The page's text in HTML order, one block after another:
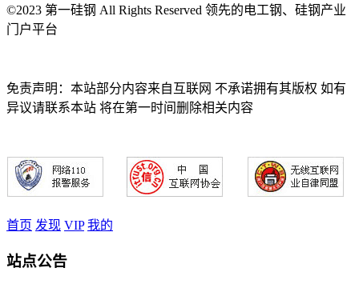
©2023 第一硅钢 All Rights Reserved 领先的电工钢、硅钢产业
门户平台
免责声明：本站部分内容来自互联网 不承诺拥有其版权 如有
异议请联系本站 将在第一时间删除相关内容
首页 发现 VIP 我的
站点公告